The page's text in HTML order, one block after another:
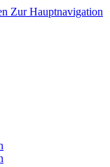
Zur Hauptnavigation